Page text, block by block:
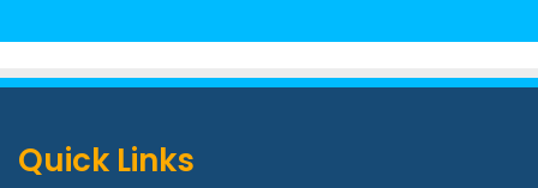
Quick Links